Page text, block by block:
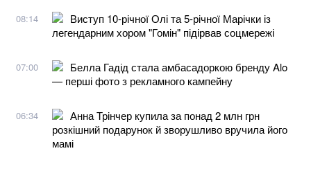
08:14
Виступ 10-річної Олі та 5-річної Марічки із
легендарним хором "Гомін" підірвав соцмережі
07:00
Белла Гадід стала амбасадоркою бренду Alo
— перші фото з рекламного кампейну
06:34
Анна Трінчер купила за понад 2 млн грн
розкішний подарунок й зворушливо вручила його
мамі